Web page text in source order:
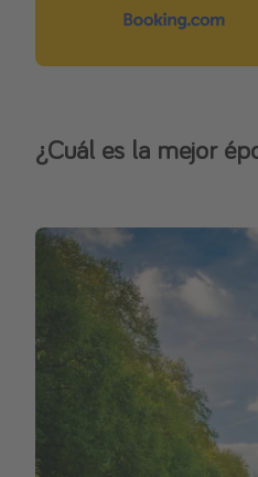
¿Cuál es la mejor